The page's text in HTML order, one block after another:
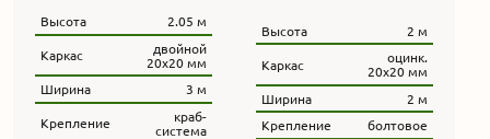
Высота 2.05 м
Каркас
двойной
20х20 мм
Ширина
3 м
Крепление
краб-
система
Высота 2 м
Каркас
оцинк.
20х20 мм
Ширина
2 м
Крепление
болтовое